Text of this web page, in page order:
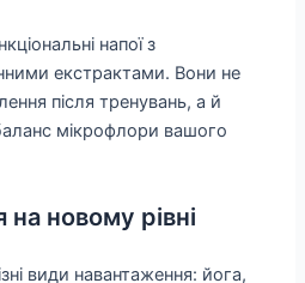
напої з
екстрактами. Вони не
після тренувань, а й
мікрофлори вашого
новому рівні
види навантаження: йога,